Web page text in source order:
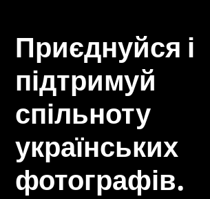
Приєднуйся і
підтримуй
спільноту
українських
фотографів.